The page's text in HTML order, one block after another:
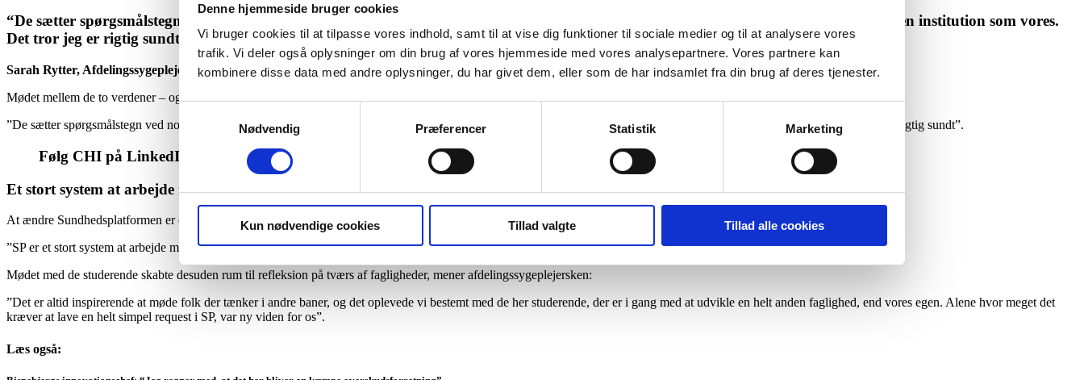
Denne hjemmeside bruger cookies
Vi bruger cookies til at tilpasse vores indhold, samt til at vise dig funktioner til sociale medier og til at analysere vores
trafik. Vi deler også oplysninger om din brug af vores hjemmeside med vores analysepartnere. Vores partnere kan
kombinere disse data med andre oplysninger, du har givet dem, eller som de har indsamlet fra din brug af deres tjenester.
Nødvendig
Præferencer Statistik Marketing
Kun nødvendige cookies Tillad valgte Tillad alle cookies
“De sætter spørgsmålstegn ved nogle ting som vi andre tager for givet – De giver modspil til os og til den vanetankegang der er i så stor en institution som vores.
Det tror jeg er rigtig sundt”
Sarah Rytter, Afdelingssygeplejerske
Mødet mellem de to verdener – og at de studerende ikke kender hverdagen på afdelingen – har til gengæld fordret en særlig nysgerrighed, mener afdelingssygeplejersken:
”De sætter spørgsmålstegn ved nogle ting som vi andre tager for givet – De giver modspil til os og til den vanetankegang der er i så stor en institution som vores. Det tror jeg er rigtig sundt”.
Følg CHI på LinkedIn
Et stort system at arbejde med
At ændre Sundhedsplatformen er en stor opgave, men samarbejder som dette er et skridt i den helt rigtige retning, mener Sarah Rytter:
”SP er et stort system at arbejde med, og selvom der er lang vej til drømmescenariet, udfylder den applikation som de studerende har lavet vores ønske godt”
Mødet med de studerende skabte desuden rum til refleksion på tværs af fagligheder, mener afdelingssygeplejersken:
”Det er altid inspirerende at møde folk der tænker i andre baner, og det oplevede vi bestemt med de her studerende, der er i gang med at udvikle en helt anden faglighed, end vores egen. Alene hvor meget det
kræver at lave en helt simpel request i SP, var ny viden for os”.
Læs også: